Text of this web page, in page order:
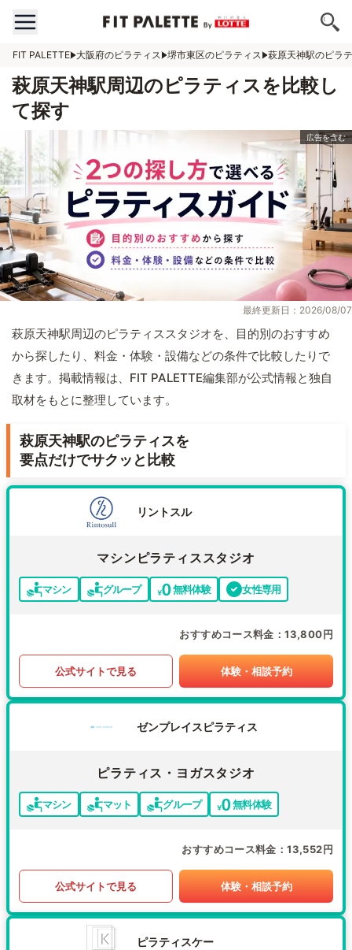
FIT PALETTE 大阪府のピラティス 堺市東区のピラティス 萩原天神駅のピラ
萩原天神駅周辺のピラティスを比較し
て探す
最終更新日：2026/08/07
萩原天神駅周辺のピラティススタジオを、目的別のおすすめ
から探したり、料金・体験・設備などの条件で比較したりで
きます。掲載情報は、FIT PALETTE編集部が公式情報と独自
取材をもとに整理しています。
萩原天神駅のピラティスを
要点だけでサクッと比較
リントスル
マシンピラティススタジオ
マシン グループ 無料体験 女性専用
おすすめコース料金 13,800円
公式サイトで見る 体験・相談予約
ゼンプレイスピラティス
ピラティス・ヨガスタジオ
マシン マット グループ 無料体験
おすすめコース料金 13,552円
公式サイトで見る 体験・相談予約
ピラティスケー